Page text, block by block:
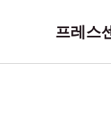
프레스